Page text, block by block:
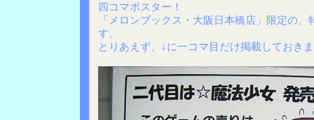
四コマポスター！
「メロンブックス・大阪日本橋店」限定の
す。
とりあえず、↓に一コマ目だけ掲載してお